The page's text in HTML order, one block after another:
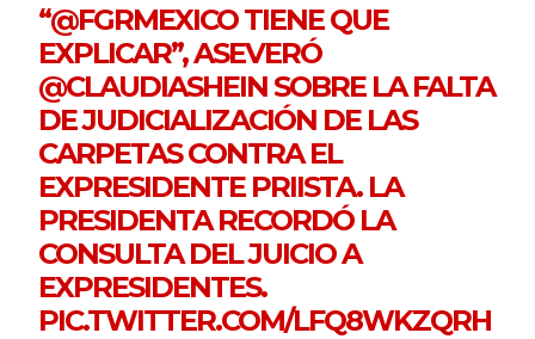
“@FGRMEXICOTIENE QUE
EXPLICAR”, ASEVERÓ
@CLAUDIASHEINSOBRE LA FALTA
DE JUDICIALIZACIÓN DE LAS
CARPETAS CONTRA EL
EXPRESIDENTE PRIISTA. LA
PRESIDENTA RECORDÓ LA
CONSULTA DEL JUICIO A
EXPRESIDENTES.
PIC.TWITTER.COM/LFQ8WKZQRH